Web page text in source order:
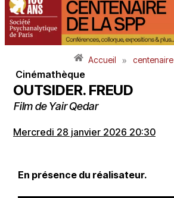
Accueil » centenaire
Cinémathèque
OUTSIDER. FREUD
Film de Yair Qedar
Mercredi 28 janvier 2026 20:30
En présence du réalisateur.